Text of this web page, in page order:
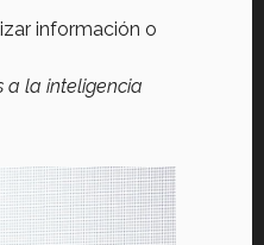
información o
a la inteligencia